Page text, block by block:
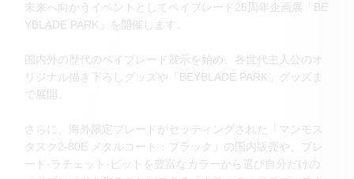
未来へ向かうイベントとしてベイブレード25周年企画展「BE
YBLADE PARK」を開催します。
国内外の歴代のベイブレード展示を始め、各世代主人公のオ
リジナル描き下ろしグッズや「BEYBLADE PARK」グッズま
で展開。
さらに、海外限定ブレードがセッティングされた「マンモス
タスク2-80E メタルコート：ブラック」の国内販売や、ブレ
ード·ラチェット·ビットを豊富なカラーから選び自分だけの